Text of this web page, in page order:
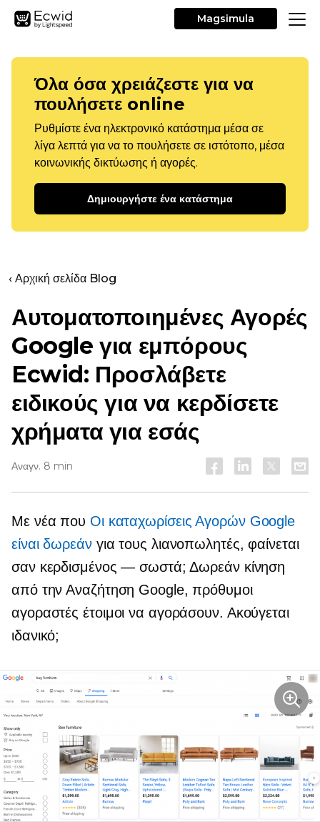
Magsimula
Όλα όσα χρειάζεστε για να
πουλήσετε online
Ρυθμίστε ένα ηλεκτρονικό κατάστημα μέσα σε
λίγα λεπτά για να το πουλήσετε σε ιστότοπο, μέσα
κοινωνικής δικτύωσης ή αγορές.
Δημιουργήστε ένα κατάστημα
‹ Αρχική σελίδα Blog
Αυτοματοποιημένες Αγορές
Google για εμπόρους
Ecwid: Προσλάβετε
ειδικούς για να κερδίσετε
χρήματα για εσάς
Αναγν. 8 min
Με νέα που Οι καταχωρίσεις Αγορών Google
είναι δωρεάνγια τους λιανοπωλητές, φαίνεται
σαν κερδισμένος — σωστά; Δωρεάν κίνηση
από την Αναζήτηση Google, πρόθυμοι
αγοραστές έτοιμοι να αγοράσουν. Ακούγεται
ιδανικό;